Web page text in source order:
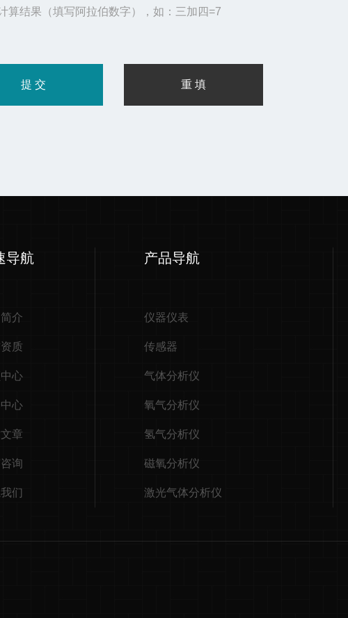
算结果（填写阿拉伯数字），如：三加四=7
导航
介
质
心
心
章
询
们
产品导航
仪器仪表
传感器
气体分析仪
氧气分析仪
氢气分析仪
磁氧分析仪
激光气体分析仪